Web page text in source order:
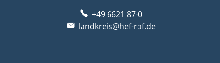
+49 6621 87-0
landkreis@hef-rof.de